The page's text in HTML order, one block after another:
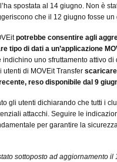
spostata al 14 giugno. Non è
che il 12 giugno fosse
potrebbe consentire agli
tipo di dati a un’applicazione
uno sfruttamento attivo
utenti di MOVEit Transfer
reso disponibile dal 9
gli utenti dichiarando che tutti i
attacchi. Seguire le
per garantire la
sottoposto ad aggiornamento